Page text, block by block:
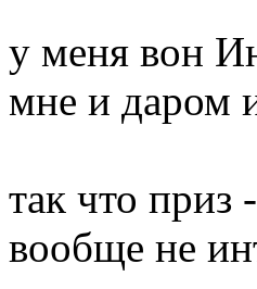
у меня вон
мне и даром
так что приз
вообще не